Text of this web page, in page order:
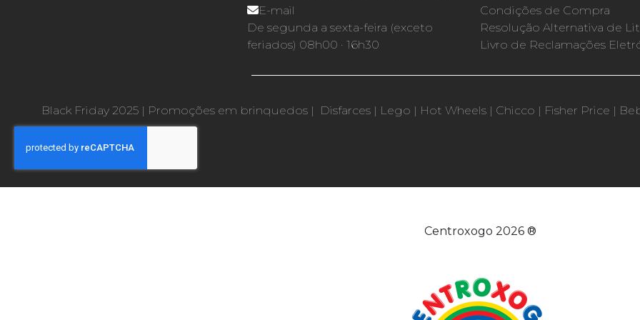
E-mail
De segunda a sexta-feira (exceto
feriados) 08h00 · 16h30
Condições de Compra
Resolução Alternativa de
Livro de Reclamações
Black Friday 2025 | Promoções em brinquedos | Disfarces | Lego | Hot Wheels | Chicco | Fisher Price |
Centroxogo 2026 ®